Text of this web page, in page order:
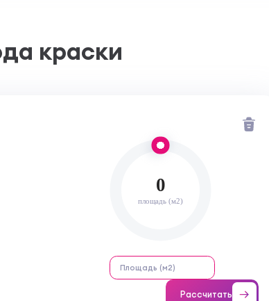
краски
0
площадь (м2)
Рассчитать